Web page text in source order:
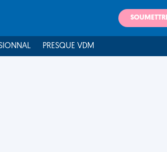
PRESQUE VDM